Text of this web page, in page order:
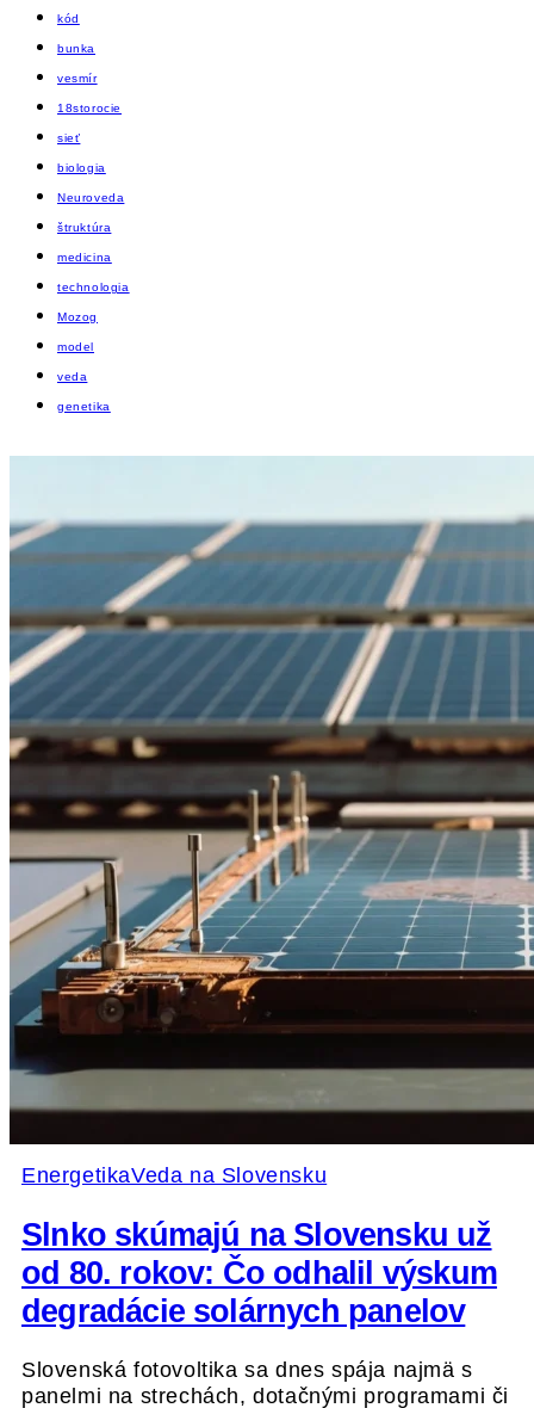
kód
bunka
vesmír
18storocie
sieť
biologia
Neuroveda
štruktúra
medicina
technologia
Mozog
model
veda
genetika
EnergetikaVeda na Slovensku
Slnko skúmajú na Slovensku už
od 80. rokov: Čo odhalil výskum
degradácie solárnych panelov
Slovenská fotovoltika sa dnes spája najmä s
panelmi na strechách, dotačnými programami či